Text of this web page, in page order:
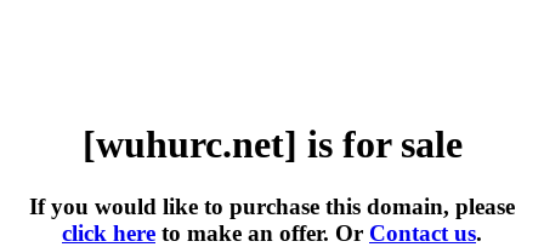
[wuhurc.net] is for sale
If you would like to purchase this domain, please
click here to make an offer. Or Contact us.